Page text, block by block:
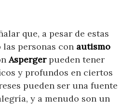
que, a pesar de estas
personas con autismo
Aspergerpueden tener
y profundos en ciertos
pueden ser una fuente
y a menudo son un